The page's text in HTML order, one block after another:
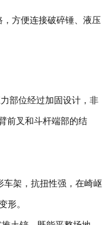
方便连接破碎锤、液压
部位经过加固设计，非
前叉和斗杆端部的结
车架，抗扭性强，在崎岖
形。